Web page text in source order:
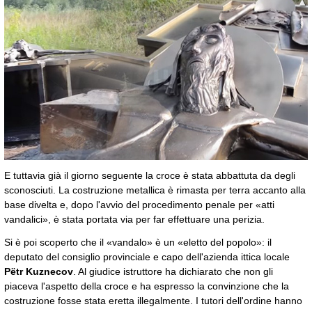
▲
▼
E tuttavia già il giorno seguente la croce è stata abbattuta da degli
sconosciuti. La costruzione metallica è rimasta per terra accanto alla
base divelta e, dopo l'avvio del procedimento penale per «atti
vandalici», è stata portata via per far effettuare una perizia.
Si è poi scoperto che il «vandalo» è un «eletto del popolo»: il
deputato del consiglio provinciale e capo dell'azienda ittica locale
Pëtr Kuznecov. Al giudice istruttore ha dichiarato che non gli
piaceva l'aspetto della croce e ha espresso la convinzione che la
costruzione fosse stata eretta illegalmente. I tutori dell'ordine hanno